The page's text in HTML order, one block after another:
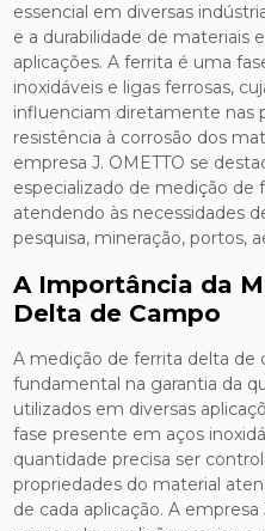
essencial em diversas
e a durabilidade de materiais
aplicações. A ferrita é uma
inoxidáveis e ligas ferrosas,
influenciam diretamente nas
resistência à corrosão dos
empresa J. OMETTO se
especializado de medição de
atendendo às necessidades
pesquisa, mineração, portos,
A Importância da
Delta de Campo
A medição de ferrita delta de
fundamental na garantia da
utilizados em diversas
fase presente em aços
quantidade precisa ser
propriedades do material
de cada aplicação. A